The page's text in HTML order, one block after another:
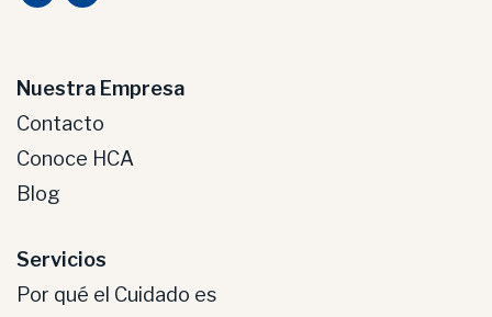
Nuestra Empresa
Contacto
Conoce HCA
Blog
Servicios
Por qué el Cuidado es